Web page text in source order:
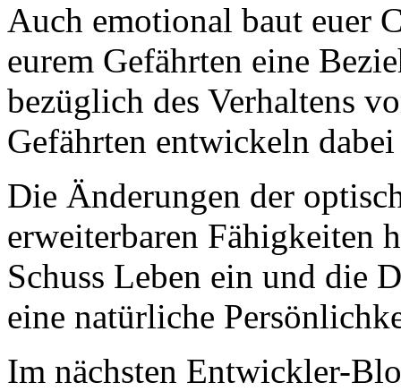
Auch emotional baut euer
eurem Gefährten eine
bezüglich des Verhaltens
Gefährten entwickeln
Die Änderungen der
erweiterbaren Fähigkeiten
Schuss Leben ein und die
eine natürliche
Im nächsten Entwickler-